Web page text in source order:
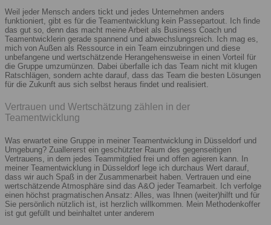
Weil jeder Mensch anders tickt und jedes Unternehmen anders
funktioniert, gibt es für die Teamentwicklung kein Passepartout. Ich finde
das gut so, denn das macht meine Arbeit als Business Coach und
Teamentwicklerin gerade spannend und abwechslungsreich. Ich mag es,
mich von Außen als Ressource in ein Team einzubringen und diese
unbefangene und wertschätzende Herangehensweise in einen Vorteil für
die Gruppe umzumünzen. Dabei überfalle ich das Team nicht mit klugen
Ratschlägen, sondern achte darauf, dass das Team die besten Lösungen
für die Zukunft aus sich selbst heraus findet und realisiert.
Vertrauen und Wertschätzung zählen in der
Teamentwicklung
Was erwartet eine Gruppe in meiner Teamentwicklung in Düsseldorf und
Umgebung? Zuallererst ein geschützter Raum des gegenseitigen
Vertrauens, in dem jedes Teammitglied frei und offen agieren kann. In
meiner Teamentwicklung in Düsseldorf lege ich durchaus Wert darauf,
dass wir auch Spaß in der Zusammenarbeit haben. Vertrauen und eine
wertschätzende Atmosphäre sind das A&O jeder Teamarbeit. Ich verfolge
einen höchst pragmatischen Ansatz: Alles, was Ihnen (weiter)hilft und für
Sie persönlich nützlich ist, ist herzlich willkommen. Mein Methodenkoffer
ist gut gefüllt und beinhaltet unter anderem